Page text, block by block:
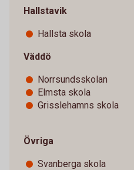
Hallstavik
Hallsta skola
Väddö
Norrsundsskolan
Elmsta skola
Grisslehamns skola
Övriga
Svanberga skola